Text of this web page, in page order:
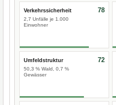
Verkehrssicherheit
2,7 Unfälle je 1.000
Einwohner
78
Umfeldstruktur
50,3 % Wald, 0,7 %
Gewässer
72